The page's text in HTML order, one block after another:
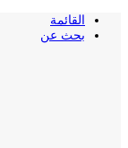
القائمة
بحث عن